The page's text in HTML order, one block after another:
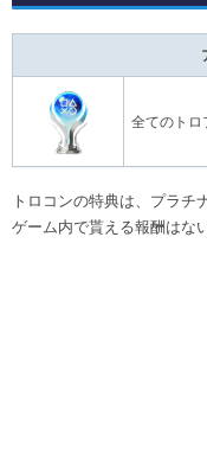
全てのトロ
トロコンの特典は、プラチ
ゲーム内で貰える報酬はな